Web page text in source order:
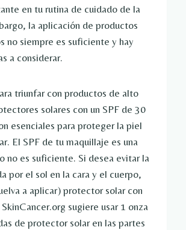
en tu rutina de cuidado de la
la aplicación de productos
no siempre es suficiente y hay
a considerar.
triunfar con productos de alto
solares con un SPF de 30
esenciales para proteger la piel
El SPF de tu maquillaje es una
no es suficiente. Si desea evitar la
por el sol en la cara y el cuerpo,
a aplicar) protector solar con
sugiere usar 1 onza
de protector solar en las partes